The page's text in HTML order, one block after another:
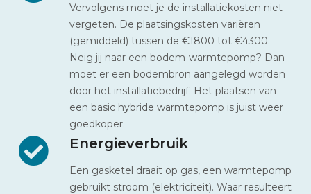
Vervolgens moet je de installatiekosten niet
vergeten. De plaatsingskosten variëren
(gemiddeld) tussen de €1800 tot €4300.
Neig jij naar een bodem-warmtepomp? Dan
moet er een bodembron aangelegd worden
door het installatiebedrijf. Het plaatsen van
een basic hybride warmtepomp is juist weer
goedkoper.
Energieverbruik
Een gasketel draait op gas, een warmtepomp
gebruikt stroom (elektriciteit). Waar resulteert